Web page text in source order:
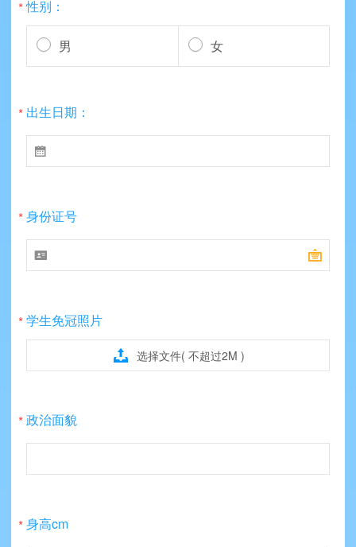
*性别：
男 女
* 出生日期：

*身份证号
 
*学生免冠照片
 选择文件( 不超过2M )
*政治面貌
*身高cm